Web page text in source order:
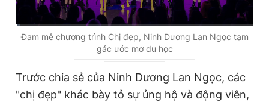
C
r
0:02 / D
a
2:34
Đam mê chương trình Chị đẹp, Ninh Dương Lan Ngọc tạm
gác ước mơ du học
Trước chia sẻ của Ninh Dương Lan Ngọc, các
"chị đẹp" khác bày tỏ sự ủng hộ và động viên,